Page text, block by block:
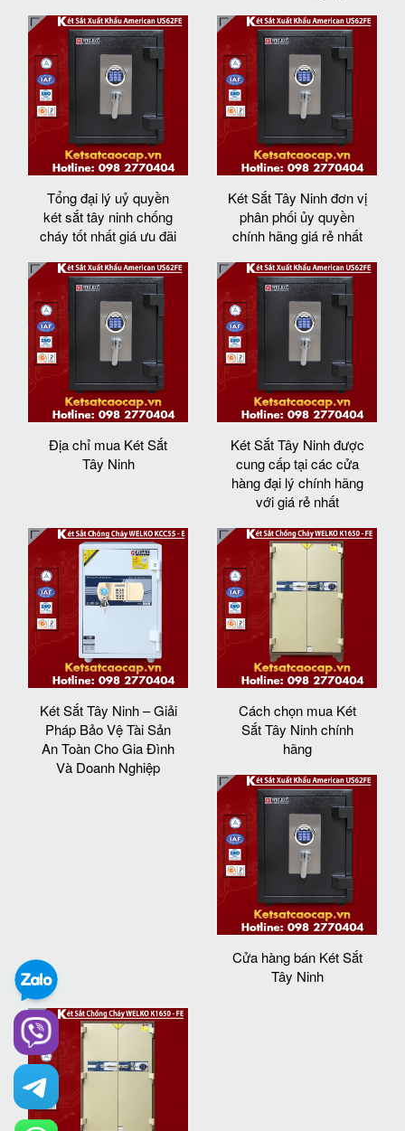
Tổng đại lý uỷ quyền
két sắt tây ninh chống
cháy tốt nhất giá ưu đãi
Két Sắt Tây Ninh đơn vị
phân phối ủy quyền
chính hãng giá rẻ nhất
Địa chỉ mua Két Sắt
Tây Ninh
Két Sắt Tây Ninh được
cung cấp tại các cửa
hàng đại lý chính hãng
với giá rẻ nhất
Két Sắt Tây Ninh – Giải
Pháp Bảo Vệ Tài Sản
An Toàn Cho Gia Đình
Và Doanh Nghiệp
Cách chọn mua Két
Sắt Tây Ninh chính
hãng
Cửa hàng bán Két Sắt
Tây Ninh